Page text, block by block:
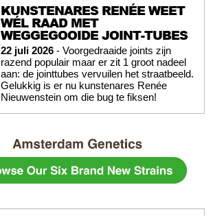
KUNSTENARES RENÉE WEET
WÉL RAAD MET
WEGGEGOOIDE JOINT-TUBES
22 juli 2026 - Voorgedraaide joints zijn
razend populair maar er zit 1 groot nadeel
aan: de jointtubes vervuilen het straatbeeld.
Gelukkig is er nu kunstenares Renée
Nieuwenstein om die bug te fiksen!